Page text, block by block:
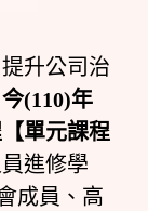
升公司治
今(110)年
單元課程
進修學
成員、高